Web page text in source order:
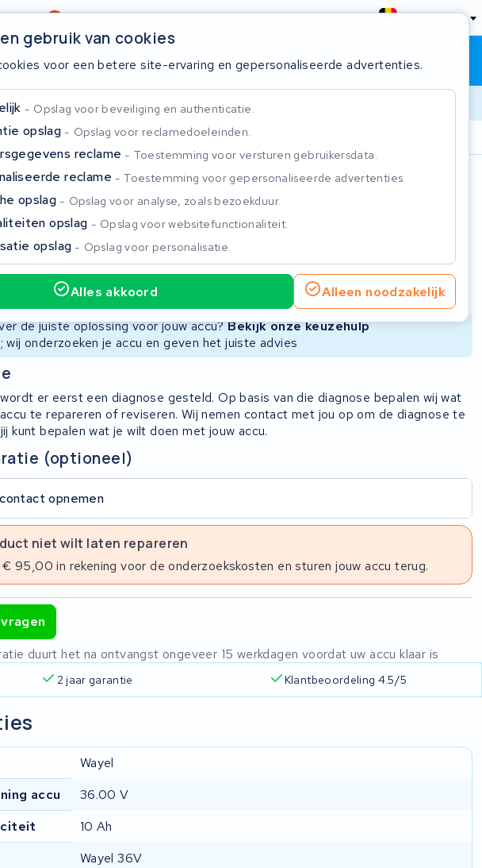
4,6/5 België
Winkelwagen Inloggen
2 jaar garantie
gebruik van cookies
voor een betere site-ervaring en gepersonaliseerde advertenties.
Opslag voor beveiliging en authenticatie.
opslag Opslag voor reclamedoeleinden.
reclame Toestemming voor versturen gebruikersdata.
reclame Toestemming voor gepersonaliseerde advertenties.
opslag Opslag voor analyse, zoals bezoekduur.
opslag Opslag voor websitefunctionaliteit.
opslag Opslag voor personalisatie.
Alles akkoord Alleen noodzakelijk
Accu reparatie Nieuwe Accu Refurbished Accu
Niet beschikbaar
de juiste oplossing voor jouw accu?Bekijk onze keuzehulp
wij onderzoeken je accu en geven het juiste advies
er eerst een diagnose gesteld. Op basis van die diagnose bepalen wij wat
te repareren of reviseren. Wij nemen contact met jou op om de diagnose te
kunt bepalen wat je wilt doen met jouw accu.
(optioneel)
opnemen
niet wilt laten repareren
€ 95,00 in rekening voor de onderzoekskosten en sturen jouw accu terug.
duurt het na ontvangst ongeveer 15 werkdagen voordat uw accu klaar is
2 jaar garantie Klantbeoordeling 4.5/5
Wayel
accu
36.00 V
10 Ah
Wayel 36V
Sluiten
te zoeken